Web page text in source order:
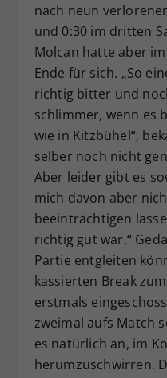
nach neun
und 0:30 im dritten
Molcan hatte aber
Ende für sich. „So
richtig bitter und
schlimmer, wenn es
wie in Kitzbühel“,
selber noch nicht
Aber leider gibt es
mich davon aber
beeinträchtigen
richtig gut war.“
Partie entgleiten
kassierten Break
erstmals
zweimal aufs Match
es natürlich an, im
herumzuschwirren.